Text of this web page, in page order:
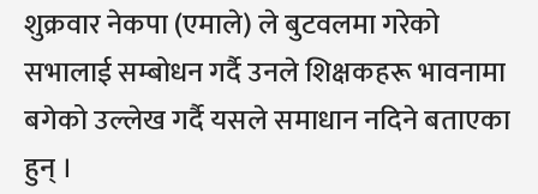
शुक्रवार नेकपा (एमाले) ले बुटवलमा गरेको
सभालाई सम्बोधन गर्दै उनले शिक्षकहरू भावनामा
बगेको उल्लेख गर्दै यसले समाधान नदिने बताएका
हुन् ।